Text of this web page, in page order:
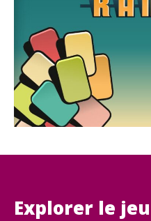
Explorer le jeu